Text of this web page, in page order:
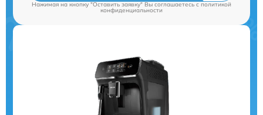
Нажимая на кнопку "Оставить заявку" Вы соглашаетесь c политикой
конфиденциальности